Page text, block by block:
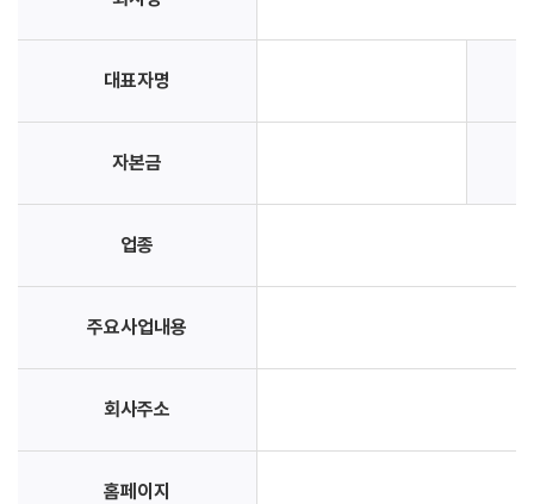
대표자명
자본금
업종
주요사업내용
회사주소
홈페이지